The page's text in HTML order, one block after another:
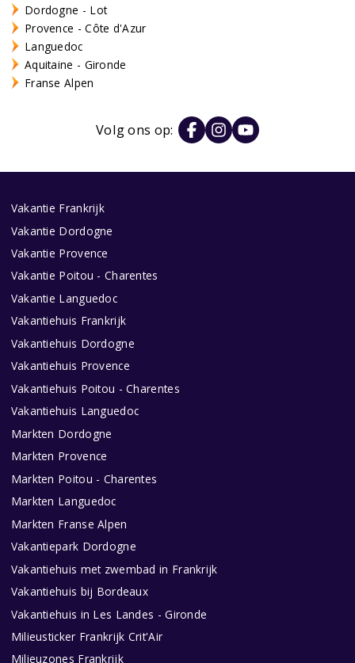
Dordogne - Lot
Provence - Côte d'Azur
Languedoc
Aquitaine - Gironde
Franse Alpen
Volg ons op:
Vakantie Frankrijk
Vakantie Dordogne
Vakantie Provence
Vakantie Poitou - Charentes
Vakantie Languedoc
Vakantiehuis Frankrijk
Vakantiehuis Dordogne
Vakantiehuis Provence
Vakantiehuis Poitou - Charentes
Vakantiehuis Languedoc
Markten Dordogne
Markten Provence
Markten Poitou - Charentes
Markten Languedoc
Markten Franse Alpen
Vakantiepark Dordogne
Vakantiehuis met zwembad in Frankrijk
Vakantiehuis bij Bordeaux
Vakantiehuis in Les Landes - Gironde
Milieusticker Frankrijk Crit'Air
Milieuzones Frankrijk